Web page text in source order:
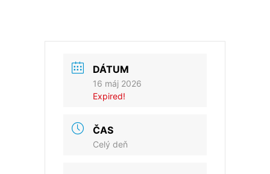
DÁTUM
16 máj 2026
Expired!
ČAS
Celý deň